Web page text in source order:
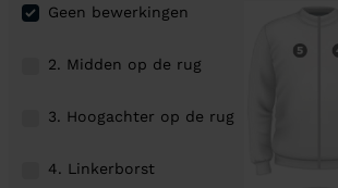
Geen bewerkingen
2. Midden op de rug
3. Hoogachter op de rug
4. Linkerborst